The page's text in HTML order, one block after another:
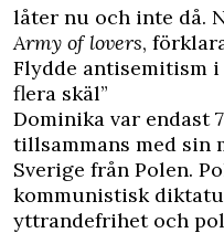
låter nu och inte då.
Army of lovers,
Flydde antisemitism i
flera skäl”
Dominika var endast
tillsammans med sin
Sverige från Polen.
kommunistisk
yttrandefrihet och